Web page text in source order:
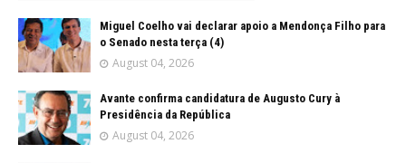
Miguel Coelho vai declarar apoio a Mendonça Filho para
o Senado nesta terça (4)
August 04, 2026
Avante confirma candidatura de Augusto Cury à
Presidência da República
August 04, 2026